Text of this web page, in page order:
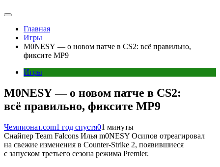
Главная
Игры
M0NESY — о новом патче в CS2: всё правильно,
фиксите MP9
Игры
M0NESY — о новом патче в CS2:
всё правильно, фиксите MP9
Чемпионат.com1 год спустя01 минуты
Снайпер Team Falcons Илья m0NESY Осипов отреагировал
на свежие изменения в Counter-Strike 2, появившиеся
с запуском третьего сезона режима Premier.